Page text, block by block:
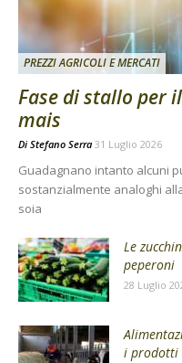
PREZZI AGRICOLI E MERCATI
Fase di stallo per
mais
Di Stefano Serra 31 Luglio 2026
Guadagnano intanto alcuni
sostanzialmente analoghi
soia
Le
peperoni
28 Luglio
i prodotti